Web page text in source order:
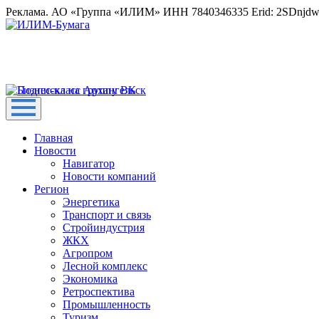
Реклама. АО «Группа «ИЛИМ» ИНН 7840346335 Erid:
Главная
Новости
Навигатор
Новости компаний
Регион
Энергетика
Транспорт и связь
Стройиндустрия
ЖКХ
Агропром
Лесной комплекс
Экономика
Ретроспектива
Промышленность